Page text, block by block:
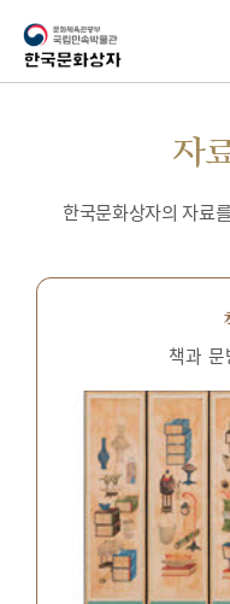
자
한국문화상자의 자료
책과